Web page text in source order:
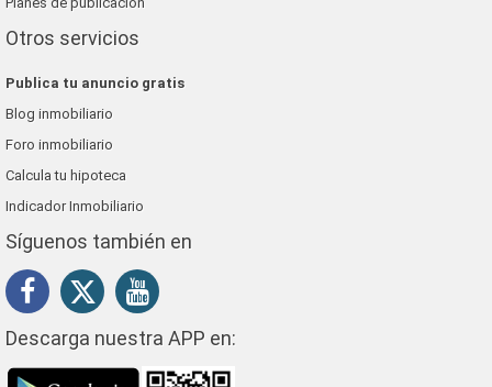
Otros servicios
Publica tu anuncio gratis
Blog inmobiliario
Foro inmobiliario
Calcula tu hipoteca
Indicador Inmobiliario
Síguenos también en
Descarga nuestra APP en: